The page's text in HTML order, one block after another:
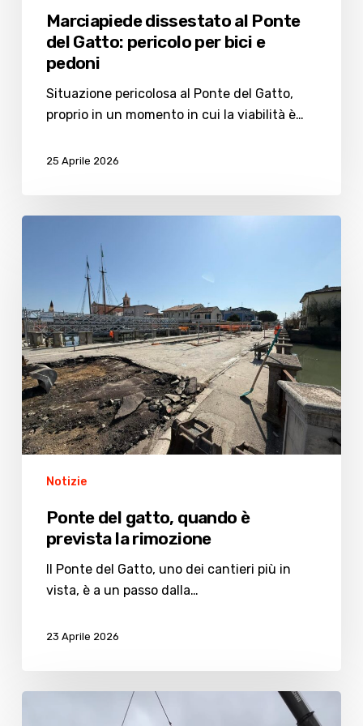
Marciapiede dissestato al Ponte
del Gatto: pericolo per bici e
pedoni
Situazione pericolosa al Ponte del Gatto,
proprio in un momento in cui la viabilità è…
25 Aprile 2026
è
prevista
la
rimozione
Notizie
Ponte del gatto, quando è
prevista la rimozione
Il Ponte del Gatto, uno dei cantieri più in
vista, è a un passo dalla…
23 Aprile 2026